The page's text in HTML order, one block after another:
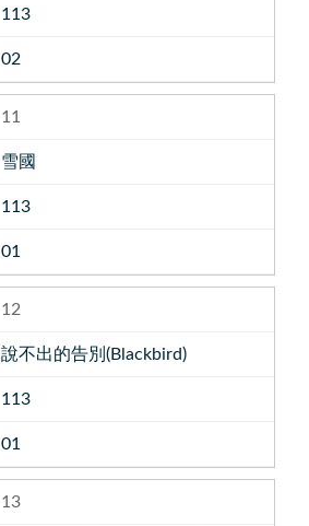
113
02
11
雪國
113
01
12
說不出的告別(Blackbird)
113
01
13